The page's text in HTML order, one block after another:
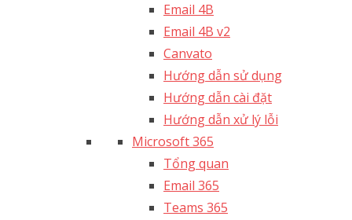
Email 4B
Email 4B v2
Canvato
Hướng dẫn sử dụng
Hướng dẫn cài đặt
Hướng dẫn xử lý lỗi
Microsoft 365
Tổng quan
Email 365
Teams 365